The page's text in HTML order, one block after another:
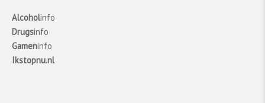
Alcoholinfo
Drugsinfo
Gameninfo
Ikstopnu.nl